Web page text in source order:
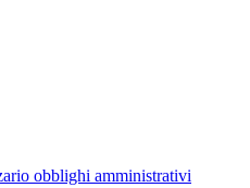
obblighi amministrativi